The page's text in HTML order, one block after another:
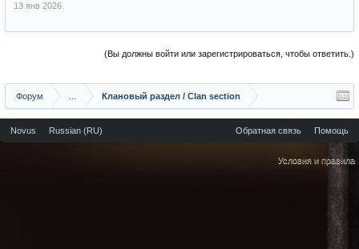
13 янв 2026
(Вы должны войти или зарегистрироваться, чтобы ответить.)
Форум Клановый раздел / Сlan section
Novus Russian (RU) Обратная связь Помощь
Условия и правила